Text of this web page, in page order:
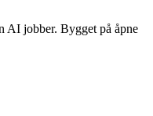
jobber. Bygget på åpne